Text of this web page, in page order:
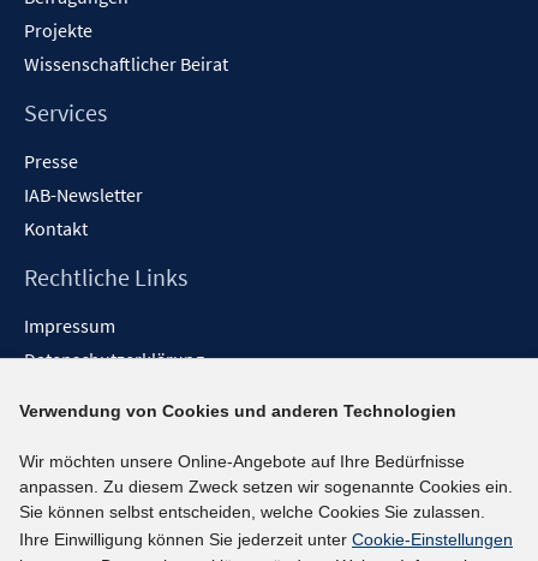
Projekte
Wissenschaftlicher Beirat
Services
Presse
IAB-Newsletter
Kontakt
Rechtliche Links
Impressum
Datenschutzerklärung
Barrieren melden
Social-Media-Kanäle
BlueSky
Verwendung von Cookies und anderen Technologien
Wir möchten unsere Online-Angebote auf Ihre Bedürfnisse
anpassen. Zu diesem Zweck setzen wir sogenannte Cookies ein.
Sie können selbst entscheiden, welche Cookies Sie zulassen.
Ihre Einwilligung können Sie jederzeit unter Cookie-Einstellungen